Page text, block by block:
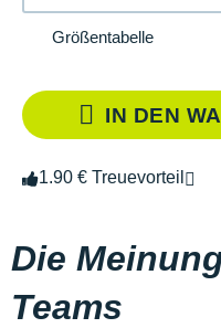
Größentabelle
IN DEN
1.90 € Treuevorteil
Die
Teams